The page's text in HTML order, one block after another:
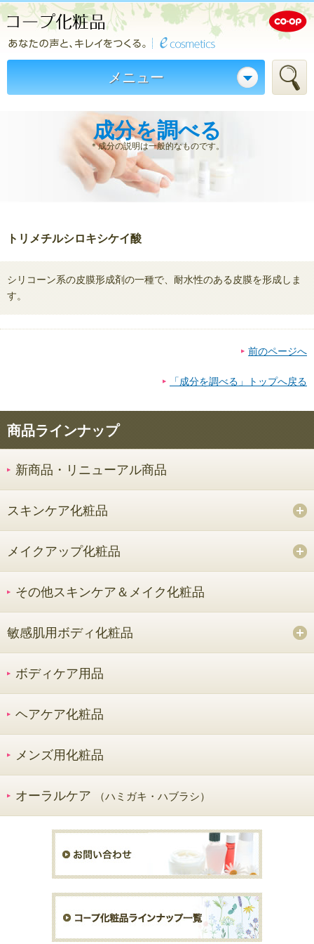
メニュー
成分を調べる
＊成分の説明は一般的なものです。
トリメチルシロキシケイ酸
シリコーン系の皮膜形成剤の一種で、耐水性のある皮膜を形成しま
す。
前のページへ
「成分を調べる」トップへ戻る
商品ラインナップ
新商品・リニューアル商品
スキンケア化粧品
メイクアップ化粧品
その他スキンケア＆メイク化粧品
敏感肌用ボディ化粧品
ボディケア用品
ヘアケア化粧品
メンズ用化粧品
オーラルケア （ハミガキ・ハブラシ）